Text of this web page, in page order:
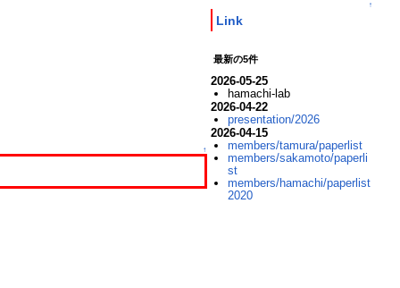
↑
↑
Link
最新の5件
2026-05-25
hamachi-lab
2026-04-22
presentation/2026
2026-04-15
members/tamura/paperlist
members/sakamoto/paperli
st
members/hamachi/paperlist
2020